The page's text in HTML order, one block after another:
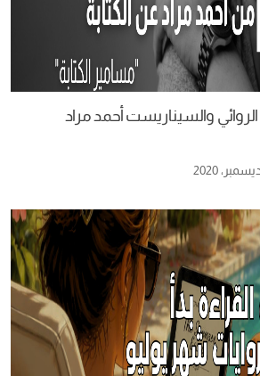
الروائي والسيناريست أحمد مراد